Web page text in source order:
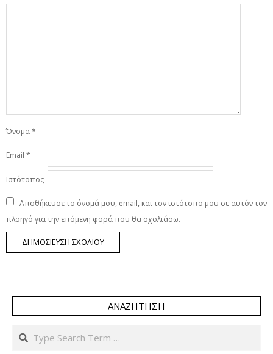
Όνομα*
Email *
Ιστότοπος
Αποθήκευσε το όνομά μου, email, και τον ιστότοπο μου σε αυτόν τον
πλοηγό για την επόμενη φορά που θα σχολιάσω.
ΑΝΑΖΉΤΗΣΗ
Search